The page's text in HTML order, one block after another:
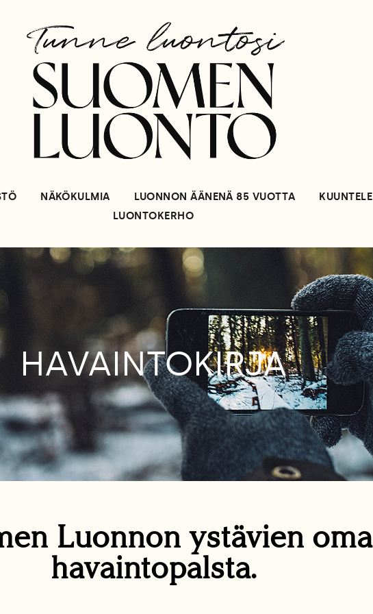
NÄKÖKULMIA LUONNON ÄÄNENÄ 85 VUOTTA KUUNTELE
LUONTOKERHO
HAVAINTOKIRJA
Luonnon ystävien oma
havaintopalsta.